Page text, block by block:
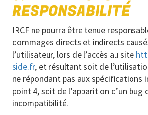
RESPONSABILITÉ
IRCF ne pourra être tenue
dommages directs et indirects
l’utilisateur, lors de l’accès au site
side.fr, et résultant soit de
ne répondant pas aux spécifications
point 4, soit de l’apparition d’un bug
incompatibilité.